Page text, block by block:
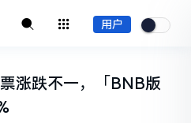
用户
涨跌不一，「BNB版